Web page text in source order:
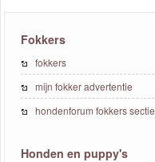
Fokkers
fokkers
mijn fokker advertentie
hondenforum fokkers sectie
Honden en puppy's